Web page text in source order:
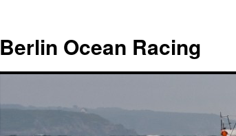
content
Berlin Ocean Racing